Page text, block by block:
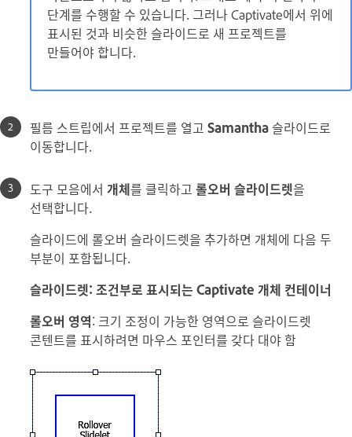
단계를 수행할 수 있습니다. 그러나 Captivate에서 위에
표시된 것과 비슷한 슬라이드로 새 프로젝트를
만들어야 합니다.
필름 스트립에서 프로젝트를 열고 Samantha슬라이드로
이동합니다.
도구 모음에서 개체를 클릭하고 롤오버 슬라이드렛을
선택합니다.
슬라이드에 롤오버 슬라이드렛을 추가하면 개체에 다음 두
부분이 포함됩니다.
슬라이드렛: 조건부로 표시되는 Captivate 개체 컨테이너
롤오버 영역: 크기 조정이 가능한 영역으로 슬라이드렛
콘텐트를 표시하려면 마우스 포인터를 갖다 대야 함